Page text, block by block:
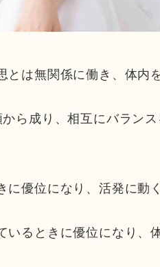
は無関係に働き、体内
から成り、相互にバラン
優位になり、活発に動
るときに優位になり、